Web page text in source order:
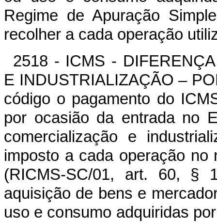
Regime de Apuração
recolher a cada operação
2518 - ICMS -
E INDUSTRIALIZAÇÃO –
código o pagamento do
por ocasião da entrada no
comercialização e
imposto a cada operação
(RICMS-SC/01, art. 60, §
aquisição de bens e
uso e consumo adquiridas